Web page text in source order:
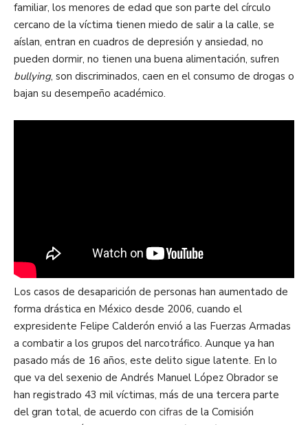
familiar, los menores de edad que son parte del círculo
cercano de la víctima tienen miedo de salir a la calle, se
aíslan, entran en cuadros de depresión y ansiedad, no
pueden dormir, no tienen una buena alimentación, sufren
bullying, son discriminados, caen en el consumo de drogas o
bajan su desempeño académico.
Los casos de desaparición de personas han aumentado de
forma drástica en México desde 2006, cuando el
expresidente Felipe Calderón envió a las Fuerzas Armadas
a combatir a los grupos del narcotráfico. Aunque ya han
pasado más de 16 años, este delito sigue latente. En lo
que va del sexenio de Andrés Manuel López Obrador se
han registrado 43 mil víctimas, más de una tercera parte
del gran total, de acuerdo con cifras de la Comisión